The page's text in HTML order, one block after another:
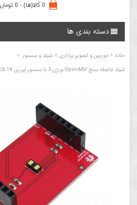
0 کالا(ها) - 0 تومان
دسته بندی ها
خانه » دوربین و تصویر برداری » شیلد و سنسور »
شیلد فاصله سنج OpenMV ورژن 3 با سنسور لیزری VL53L1X